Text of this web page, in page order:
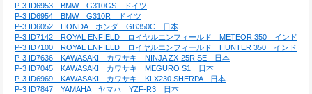
P-3 ID6953　BMW　G310GS　ドイツ
P-3 ID6954　BMW　G310R　ドイツ
P-3 ID6052　HONDA　ホンダ　GB350C　日本
P-3 ID7142　ROYAL ENFIELD　ロイヤルエンフィールド　METEOR 350　インド
P-3 ID7100　ROYAL ENFIELD　ロイヤルエンフィールド　HUNTER 350　インド
P-3 ID7636　KAWASAKI　カワサキ　NINJA ZX-25R SE　日本
P-3 ID7045　KAWASAKI　カワサキ　MEGURO S1　日本
P-3 ID6969　KAWASAKI　カワサキ　KLX230 SHERPA　日本
P-3 ID7847　YAMAHA　ヤマハ　YZF-R3　日本